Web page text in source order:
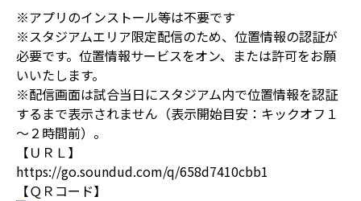
※アプリのインストール等は不要です
※スタジアムエリア限定配信のため、位置情報の認証が
必要です。位置情報サービスをオン、または許可をお願
いいたします。
※配信画面は試合当日にスタジアム内で位置情報を認証
するまで表示されません（表示開始目安：キックオフ１
～２時間前）。
【ＵＲＬ】
https://go.soundud.com/q/658d7410cbb1
【ＱＲコード】